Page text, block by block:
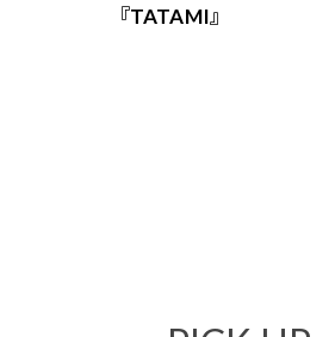
『TATAMI』